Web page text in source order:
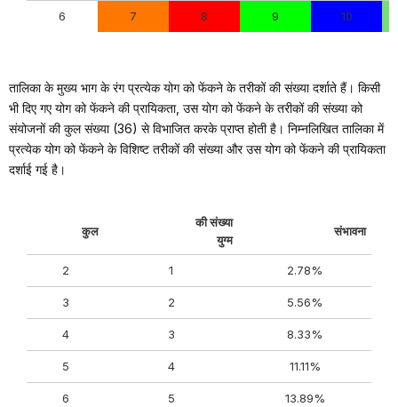
6 7 8 9 10
तालिका के मुख्य भाग के रंग प्रत्येक योग को फेंकने के तरीकों की संख्या दर्शाते हैं। किसी
भी दिए गए योग को फेंकने की प्रायिकता, उस योग को फेंकने के तरीकों की संख्या को
संयोजनों की कुल संख्या (36) से विभाजित करके प्राप्त होती है। निम्नलिखित तालिका में
प्रत्येक योग को फेंकने के विशिष्ट तरीकों की संख्या और उस योग को फेंकने की प्रायिकता
दर्शाई गई है।
कुल
की संख्या
युग्म
संभावना
2 1 2.78%
3 2 5.56%
4 3 8.33%
5 4 11.11%
6 5 13.89%